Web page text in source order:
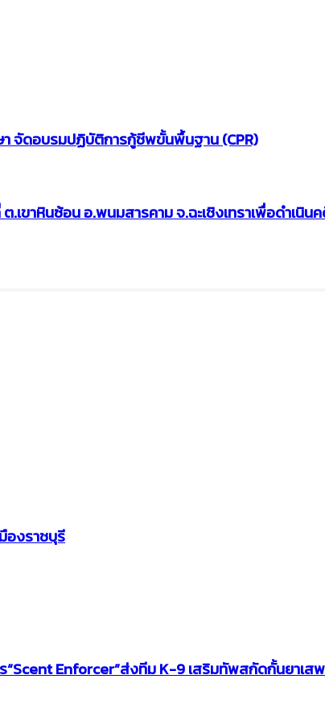
จัดอบรมปฏิบัติการกู้ชีพขั้นพื้นฐาน (CPR)
ขาหินซ้อน อ.พนมสารคาม จ.ฉะเชิงเทราเพื่อดำเนิน
องราชบุรี
Enforcer”ส่งทีม K-9 เสริมทัพสกัดกั้นยา